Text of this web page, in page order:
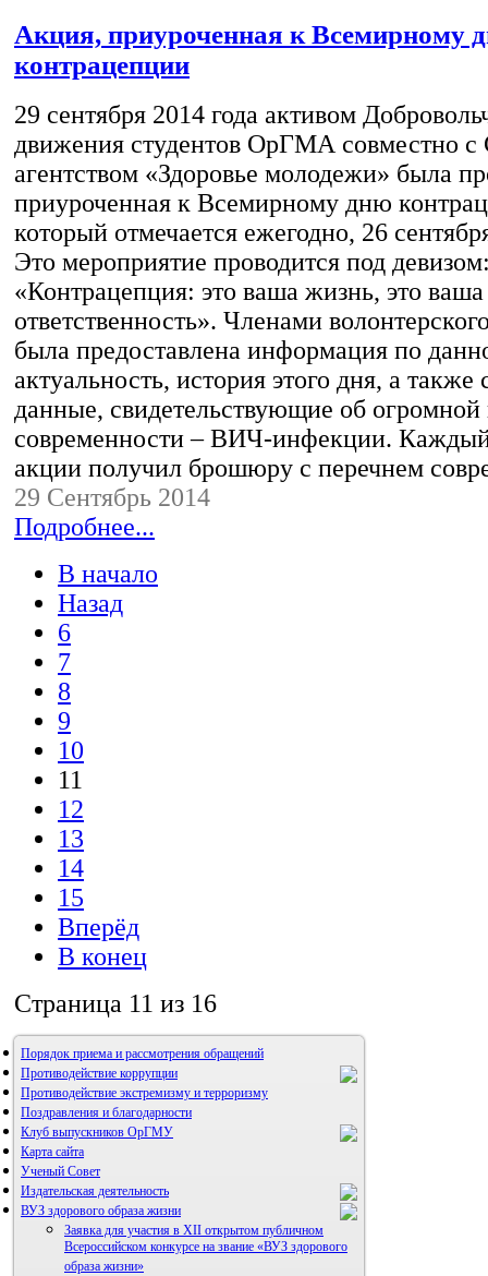
Акция, приуроченная к Всемирному
контрацепции
29 сентября 2014 года активом
движения студентов ОрГМА совместно
агентством «Здоровье молодежи» была
приуроченная к Всемирному дню
который отмечается ежегодно, 26
Это мероприятие проводится под
«Контрацепция: это ваша жизнь, это ваша
ответственность». Членами
была предоставлена информация по
актуальность, история этого дня, а также
данные, свидетельствующие об огромной
современности – ВИЧ-инфекции.
акции получил брошюру с перечнем
29 Сентябрь 2014
Подробнее...
В начало
Назад
6
7
8
9
10
11
12
13
14
15
Вперёд
В конец
Страница 11 из 16
Порядок приема и рассмотрения обращений
Противодействие коррупции
Противодействие экстремизму и терроризму
Поздравления и благодарности
Клуб выпускников ОрГМУ
Карта сайта
Ученый Совет
Издательская деятельность
ВУЗ здорового образа жизни
Заявка для участия в XII открытом публичном
Всероссийском конкурсе на звание «ВУЗ здорового
образа жизни»